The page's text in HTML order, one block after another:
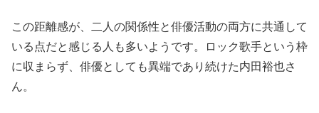
この距離感が、二人の関係性と俳優活動の両方に共通して
いる点だと感じる人も多いようです。ロック歌手という枠
に収まらず、俳優としても異端であり続けた内田裕也さ
ん。